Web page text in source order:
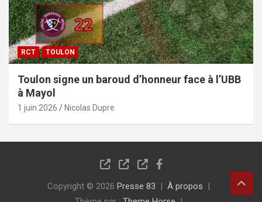
RCT TOULON
Toulon signe un baroud d’honneur face à l’UBB
à Mayol
1 juin 2026 Nicolas Dupre
Copyright © 2026 Presse 83
À propos